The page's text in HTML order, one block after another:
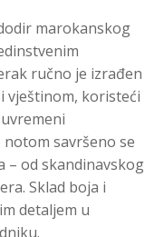
marokanskog
ručno je izrađen
vještinom, koristeći
savršeno se
– od skandinavskog
Sklad boja i
detaljem u